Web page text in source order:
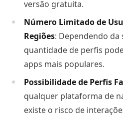
versão gratuita.
Número Limitado de
Regiões: Dependendo da
quantidade de perfis
apps mais populares.
Possibilidade de Perfis
qualquer plataforma de
existe o risco de